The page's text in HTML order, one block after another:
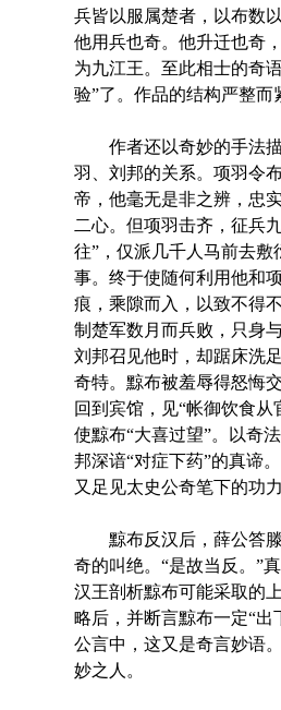
兵皆以服属楚者，以布数
他用兵也奇。他升迁也奇
为九江王。至此相士的奇
验”了。作品的结构严整而
作者还以奇妙的手法描
羽、刘邦的关系。项羽令
帝，他毫无是非之辨，忠
二心。但项羽击齐，征兵
往”，仅派几千人马前去敷
事。终于使随何利用他和
痕，乘隙而入，以致不得
制楚军数月而兵败，只身
刘邦召见他时，却踞床洗
奇特。黥布被羞辱得怒悔
回到宾馆，见“帐御饮食从
使黥布“大喜过望”。以奇
邦深谙“对症下药”的真谛
又足见太史公奇笔下的功力
黥布反汉后，薛公答滕
奇的叫绝。“是故当反。”
汉王剖析黥布可能采取的
略后，并断言黥布一定“出
公言中，这又是奇言妙语
妙之人。